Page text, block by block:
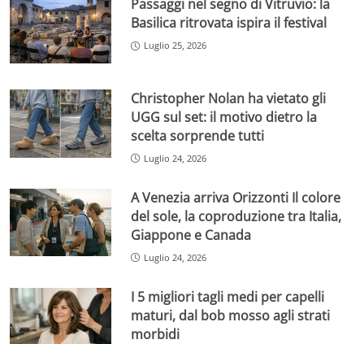
Passaggi nel segno di Vitruvio: la
Basilica ritrovata ispira il festival
Luglio 25, 2026
Christopher Nolan ha vietato gli
UGG sul set: il motivo dietro la
scelta sorprende tutti
Luglio 24, 2026
A Venezia arriva Orizzonti Il colore
del sole, la coproduzione tra Italia,
Giappone e Canada
Luglio 24, 2026
I 5 migliori tagli medi per capelli
maturi, dal bob mosso agli strati
morbidi